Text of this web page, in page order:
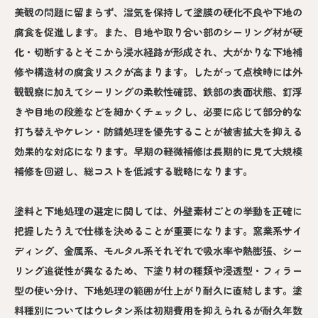
美観の問題に留まらず、湿気を保持して塗膜の硬化不良や下地の
腐食を促進します。また、目地や取り合い部のシーリング材が硬
化・切断するとそこから浸水経路が形成され、大がかりな下地補
修や構造材の腐食リスクが高まります。したがって点検時には外
観観察に加えてシーリングの柔軟性確認、鉄部の表面状態、釘浮
きや目地の段差などを細かくチェックし、必要に応じて部分的な
打ち替えやケレン・防錆処理を優先することが被害拡大を抑える
効果的な対応になります。早期の軽微補修は長期的に見て大規模
補修を回避し、総コストを低減する戦略になります。
塗料と下地処理の選定に関しては、外壁素材ごとの挙動を正確に
把握したうえで仕様を決めることが重要になります。窯業系サイ
ディング、金属系、モルタル系それぞれで吸水率や熱膨張、シー
リング追従性が異なるため、下塗り材の種類や浸透型・フィラー
型の使い分け、下地処理の範囲が仕上がり耐久に直結します。塗
料種別についてはウレタン系は初期費用を抑えられるが耐久年数